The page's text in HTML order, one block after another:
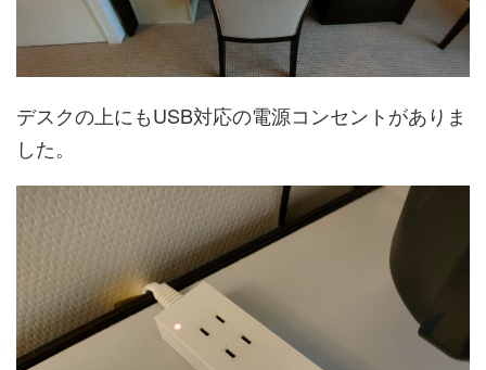
デスクの上にもUSB対応の電源コンセントがありま
した。